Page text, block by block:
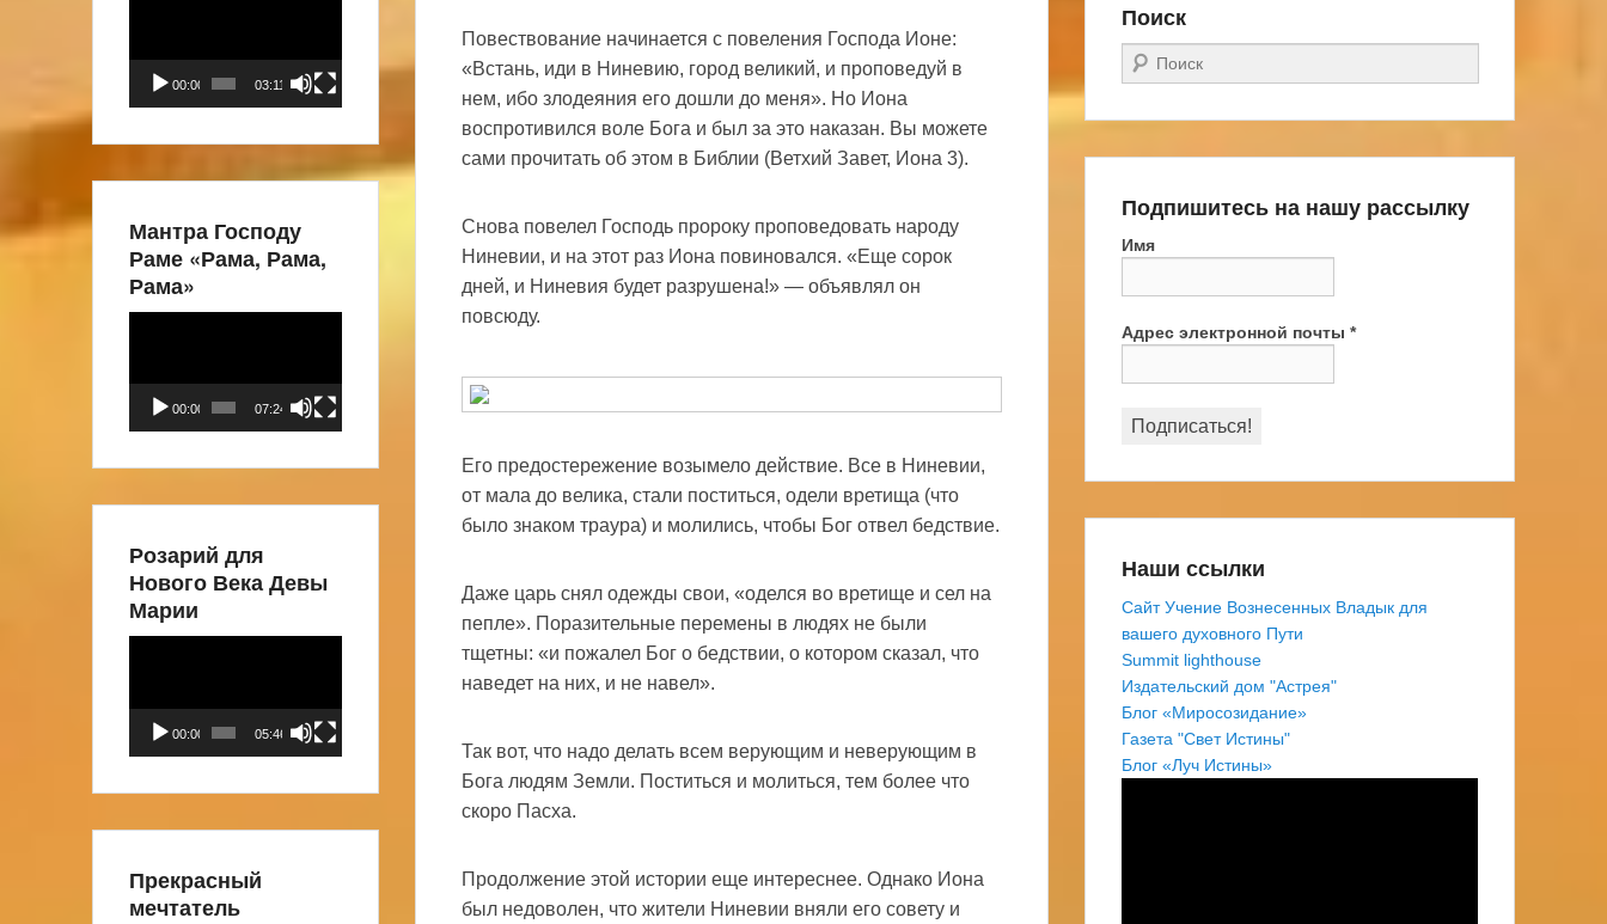
Повествование начинается с повеления Господа Ионе:
«Встань, иди в Ниневию, город великий, и проповедуй в
нем, ибо злодеяния его дошли до меня». Но Иона
воспротивился воле Бога и был за это наказан. Вы можете
сами прочитать об этом в Библии (Ветхий Завет, Иона 3).
Снова повелел Господь пророку проповедовать народу
Ниневии, и на этот раз Иона повиновался. «Еще сорок
дней, и Ниневия будет разрушена!» — объявлял он
повсюду.
Его предостережение возымело действие. Все в Ниневии,
от мала до велика, стали поститься, одели вретища (что
было знаком траура) и молились, чтобы Бог отвел бедствие.
Даже царь снял одежды свои, «оделся во вретище и сел на
пепле». Поразительные перемены в людях не были
тщетны: «и пожалел Бог о бедствии, о котором сказал, что
наведет на них, и не навел».
Так вот, что надо делать всем верующим и неверующим в
Бога людям Земли. Поститься и молиться, тем более что
скоро Пасха.
Продолжение этой истории еще интереснее. Однако Иона
был недоволен, что жители Ниневии вняли его совету и
Поиск
Поиск
Подпишитесь на нашу рассылку
Имя
Адрес электронной почты *
Наши ссылки
Сайт Учение Вознесенных Владык для
вашего духовного Пути
Summit lighthouse
Издательский дом "Астрея"
Блог «Миросозидание»
Газета "Свет Истины"
Блог «Луч Истины»
00:00 03:11
Мантра Господу
Раме «Рама, Рама,
Рама»
00:00 07:24
Розарий для
Нового Века Девы
Марии
00:00 05:46
Прекрасный
мечтатель